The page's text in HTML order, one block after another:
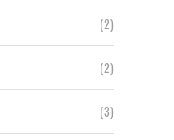
(2)
(2)
(3)